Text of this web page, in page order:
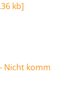
kb]
Nicht komm